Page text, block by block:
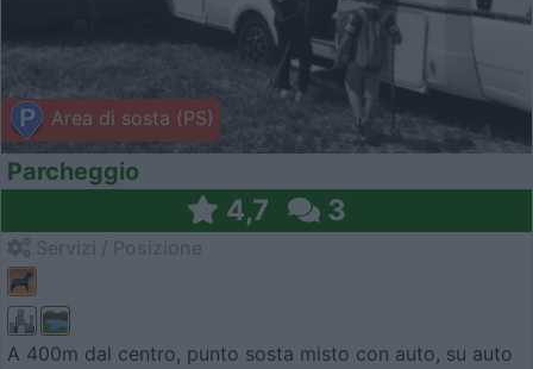
Area di sosta (PS)
Parcheggio
4,7 3
A 400m dal centro, punto sosta misto con auto, su auto